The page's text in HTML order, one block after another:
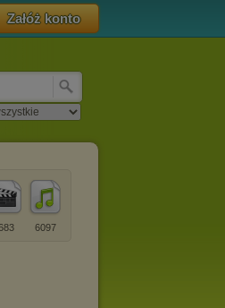
Załóż konto
6097